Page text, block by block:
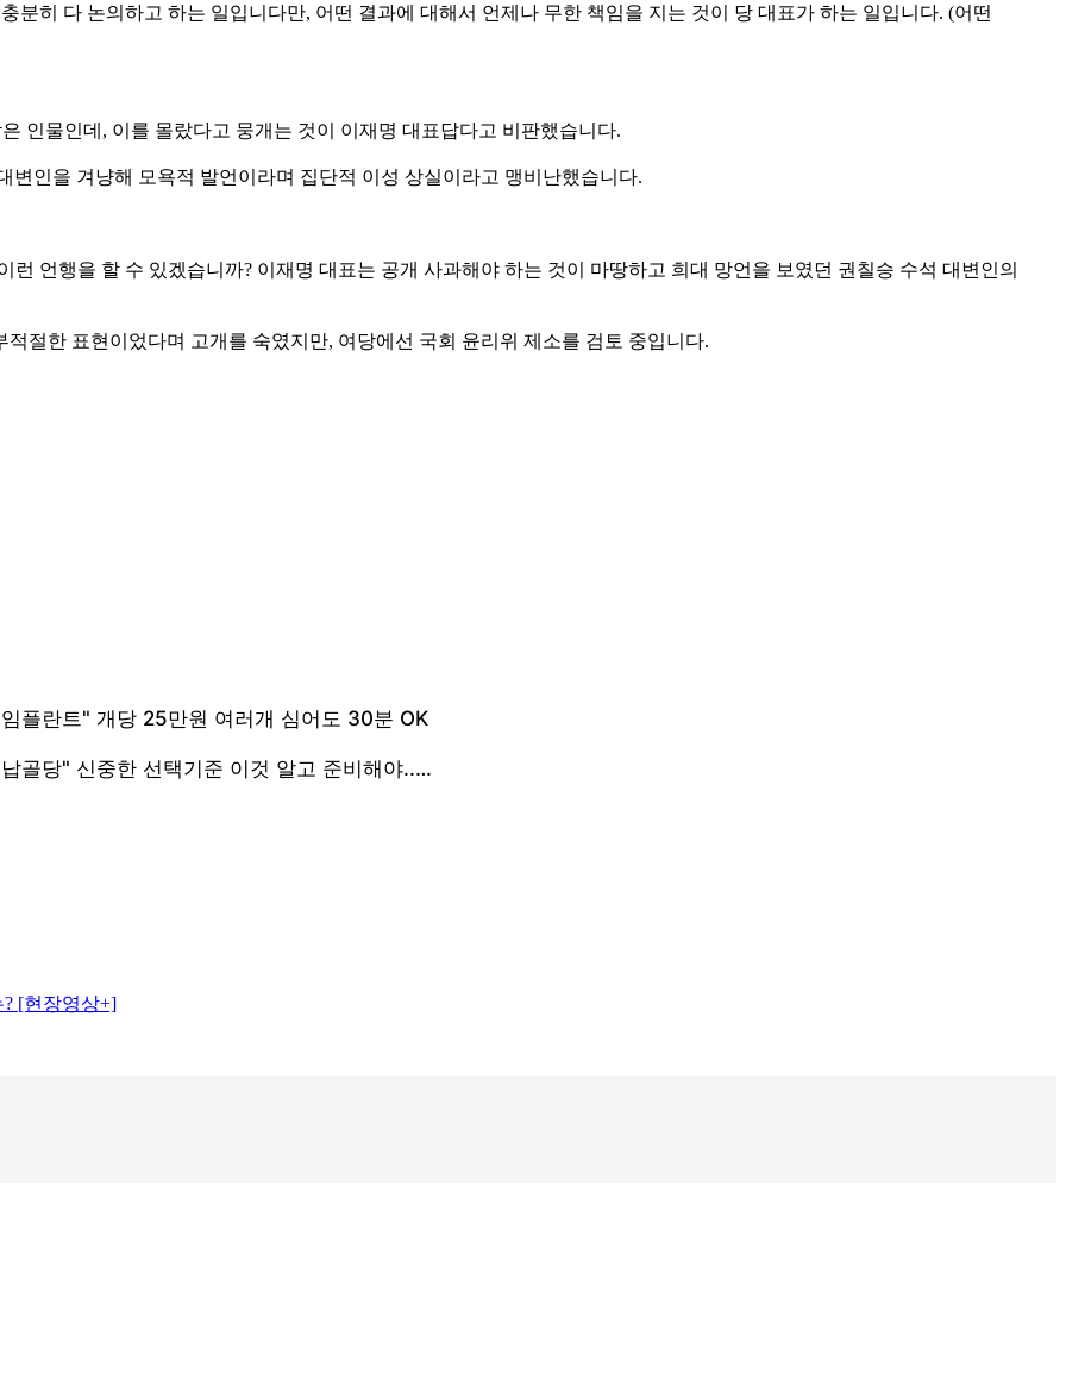
분히 다 논의하고 하는 일입니다만, 어떤 결과에 대해서 언제나 무한 책임을 지는 것이 당 대표가 하는 일입니다. (어떤
인물인데, 이를 몰랐다고 뭉개는 것이 이재명 대표답다고 비판했습니다.
인을 겨냥해 모욕적 발언이라며 집단적 이성 상실이라고 맹비난했습니다.
언행을 할 수 있겠습니까? 이재명 대표는 공개 사과해야 하는 것이 마땅하고 희대 망언을 보였던 권칠승 수석 대변인의
절한 표현이었다며 고개를 숙였지만, 여당에선 국회 윤리위 제소를 검토 중입니다.
[현장영상+]